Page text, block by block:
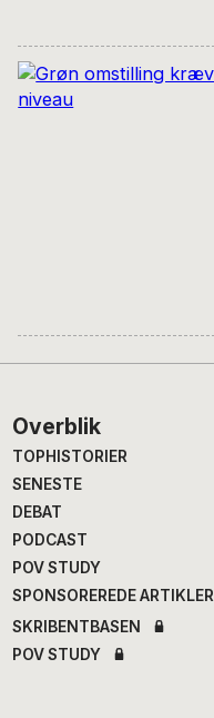
Footer
Overblik
TOPHISTORIER
SENESTE
DEBAT
PODCAST
POV STUDY
SPONSOREREDE ARTIKLER
SKRIBENTBASEN
POV STUDY